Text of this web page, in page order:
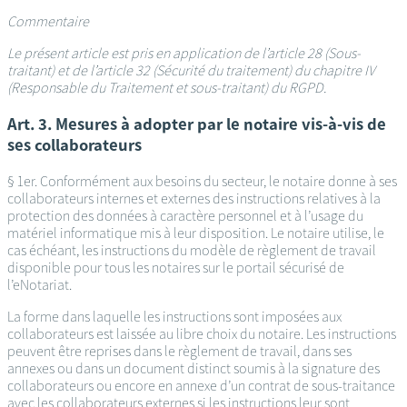
Commentaire
Le présent article est pris en application de l’article 28 (Sous-
traitant) et de l’article 32 (Sécurité du traitement) du chapitre IV
(Responsable du Traitement et sous-traitant) du RGPD.
Art. 3. Mesures à adopter par le notaire vis-à-vis de
ses collaborateurs
§ 1er. Conformément aux besoins du secteur, le notaire donne à ses
collaborateurs internes et externes des instructions relatives à la
protection des données à caractère personnel et à l’usage du
matériel informatique mis à leur disposition. Le notaire utilise, le
cas échéant, les instructions du modèle de règlement de travail
disponible pour tous les notaires sur le portail sécurisé de
l’eNotariat.
La forme dans laquelle les instructions sont imposées aux
collaborateurs est laissée au libre choix du notaire. Les instructions
peuvent être reprises dans le règlement de travail, dans ses
annexes ou dans un document distinct soumis à la signature des
collaborateurs ou encore en annexe d’un contrat de sous-traitance
avec les collaborateurs externes si les instructions leur sont